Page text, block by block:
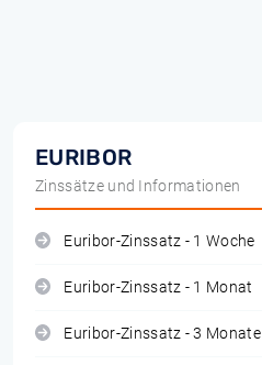
EURIBOR
Zinssätze und Informationen
Euribor-Zinssatz - 1 Woche
Euribor-Zinssatz - 1 Monat
Euribor-Zinssatz - 3 Monate